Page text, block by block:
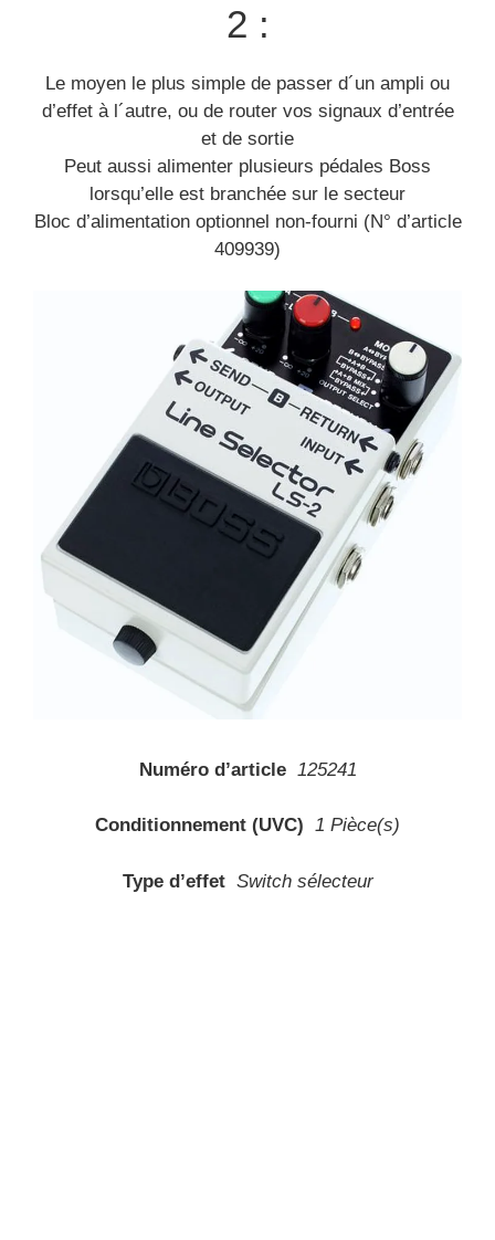
2 :
Le moyen le plus simple de passer d´un ampli ou
d’effet à l´autre, ou de router vos signaux d’entrée
et de sortie
Peut aussi alimenter plusieurs pédales Boss
lorsqu’elle est branchée sur le secteur
Bloc d’alimentation optionnel non-fourni (N° d’article
409939)
Numéro d’article 125241
Conditionnement (UVC) 1 Pièce(s)
Type d’effet Switch sélecteur